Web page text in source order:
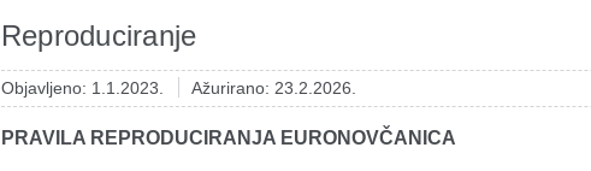
Reproduciranje
Objavljeno: 1.1.2023. Ažurirano: 23.2.2026.
PRAVILA REPRODUCIRANJA EURONOVČANICA